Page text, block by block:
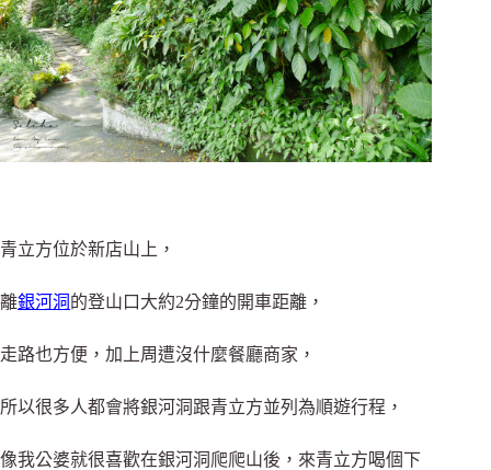
青立方位於新店山上，
離銀河洞 的登山口大約2分鐘的開車距離，
走路也方便，加上周遭沒什麼餐廳商家，
所以很多人都會將銀河洞跟青立方並列為順遊行程，
像我公婆就很喜歡在銀河洞爬爬山後，來青立方喝個下